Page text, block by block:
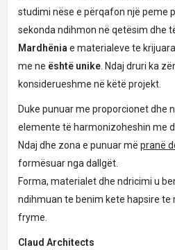
studimi nëse e përqafon një peme
sekonda ndihmon në qetësim dhe
Mardhënia e materialeve te
me ne është unike . Ndaj druri ka
konsiderueshme në këtë projekt.
Duke punuar me proporcionet dhe
elemente të harmonizoheshin me
Ndaj dhe zona e punuar më pranë
formësuar nga dallgët.
Forma, materialet dhe ndricimi u
ndihmuan te benim kete hapsire te
fryme.
Claud Architects